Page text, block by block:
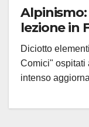
lezione in
Diciotto
Comici" ospitati
intenso